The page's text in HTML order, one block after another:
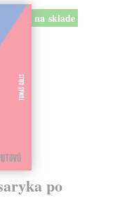
na sklade
po